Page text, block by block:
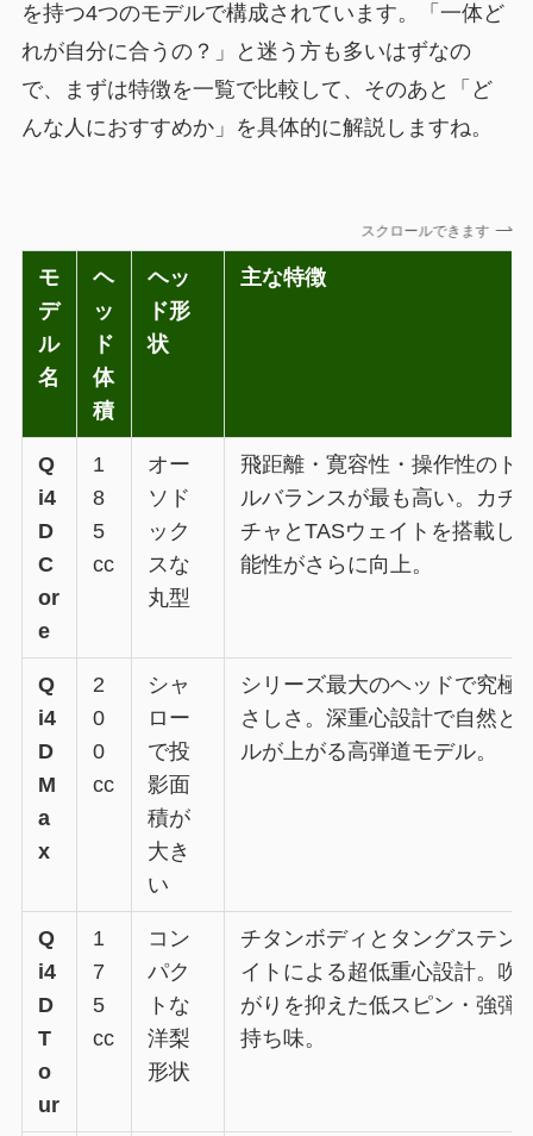
を持つ4つのモデルで構成されています。「一体ど
れが自分に合うの？」と迷う方も多いはずなの
で、まずは特徴を一覧で比較して、そのあと「ど
んな人におすすめか」を具体的に解説しますね。
スクロールできます
モ
デ
ル
名
ヘ
ッ
ド
体
積
ヘッ
ド形
状
主な特徴
Q
i4
D
C
or
e
1
8
5
cc
オー
ソド
ック
スな
丸型
飛距離・寛容性・操作性のト
ルバランスが最も高い。カチ
チャとTASウェイトを搭載し
能性がさらに向上。
Q
i4
D
M
a
x
2
0
0
cc
シャ
ロー
で投
影面
積が
大き
い
シリーズ最大のヘッドで究極
さしさ。深重心設計で自然と
ルが上がる高弾道モデル。
Q
i4
D
T
o
ur
1
7
5
cc
コン
パク
トな
洋梨
形状
チタンボディとタングステン
イトによる超低重心設計。吹
がりを抑えた低スピン・強弾
持ち味。